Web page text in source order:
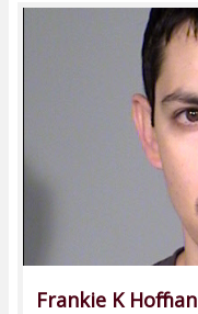
Frankie K Hoffman